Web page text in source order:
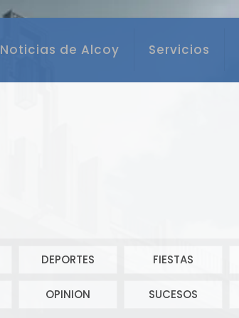
Noticias de Alcoy Servicios
DEPORTES FIESTAS
OPINION SUCESOS